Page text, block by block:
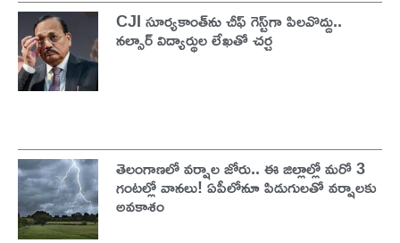
CJI సూర్యకాంత్‌ను చీఫ్‌ గెస్ట్‌గా పిలవొద్దు..
నల్సార్ విద్యార్థుల లేఖతో చర్చ
తెలంగాణలో వర్షాల జోరు.. ఈ జిల్లాల్లో మరో 3
గంటల్లో వానలు! ఏపీలోనూ పిడుగులతో వర్షాలకు
అవకాశం